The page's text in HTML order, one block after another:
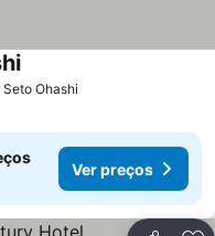
Ohashi
Ver preços